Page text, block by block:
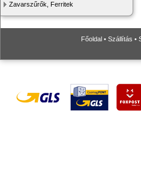
Zavarszűrők, Ferritek
Főoldal • Szállítás •